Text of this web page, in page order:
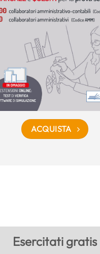
ACQUISTA
Esercitati gratis